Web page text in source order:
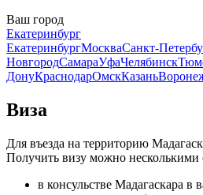
Ваш город
Екатеринбург
ЕкатеринбургМоскваСанкт-
НовгородСамараУфаЧелябинск
ДонуКраснодарОмскКазань
Виза
Для въезда на территорию
Получить визу можно несколькими
в консульстве Мадагаскара в